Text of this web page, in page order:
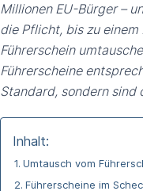
Millionen EU-Bürger –
die Pflicht, bis zu
Führerschein
Führerscheine
Standard, sondern sind
Inhalt:
Umtausch vom
Führerscheine im